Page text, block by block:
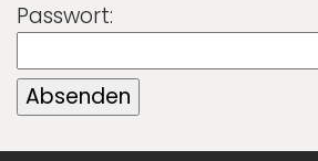
Passwort: